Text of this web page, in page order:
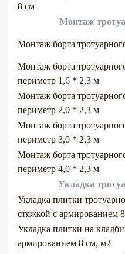
8 см
Монтаж
Монтаж борта
Монтаж борта
периметр 1,6 * 2,3 м
Монтаж борта
периметр 2,0 * 2,3 м
Монтаж борта
периметр 3,0 * 2,3 м
Монтаж борта
периметр 4,0 * 2,3 м
Укладка
Укладка плитки
стяжкой с армированием
Укладка плитки на
армированием 8 см, м2